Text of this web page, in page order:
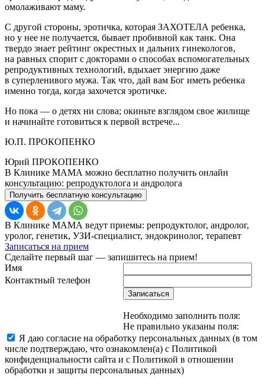
омолаживают маму.
С другой стороны, эротичка, которая ЗАХОТЕЛА ребенка,
но у нее не получается, бывает пробивной как танк. Она
твердо знает рейтинг окрестных и дальних гинекологов,
на равных спорит с докторами о способах вспомогательных
репродуктивных технологий, вдыхает энергию даже
в суперленивого мужа. Так что, дай вам Бог иметь ребенка
именно тогда, когда захочется эротичке.
Но пока — о детях ни слова; окиньте взглядом свое жилище
и начинайте готовиться к первой встрече...
Ю.П. ПРОКОПЕНКО
Юрий ПРОКОПЕНКО
В Клинике МАМА можно бесплатно получить онлайн
консультацию: репродуктолога и андролога
Получить бесплатную консультацию
В Клинике МАМА ведут приемы: репродуктолог, андролог,
уролог, генетик, УЗИ-специалист, эндокринолог, терапевт
Записаться на прием
Сделайте первый шаг — запишитесь на прием!
Имя
Контактный телефон
Записаться
Необходимо заполнить поля:
Не правильно указаны поля:
Я даю согласие на обработку персональных данных (в том
числе подтверждаю, что ознакомлен(а) с Политикой
конфиденциальности сайта и с Политикой в отношении
обработки и защиты персональных данных)